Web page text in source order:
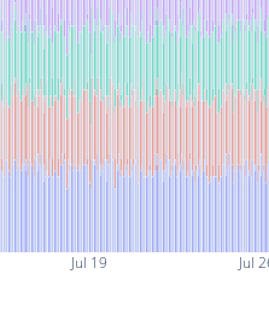
Jul 19 Jul